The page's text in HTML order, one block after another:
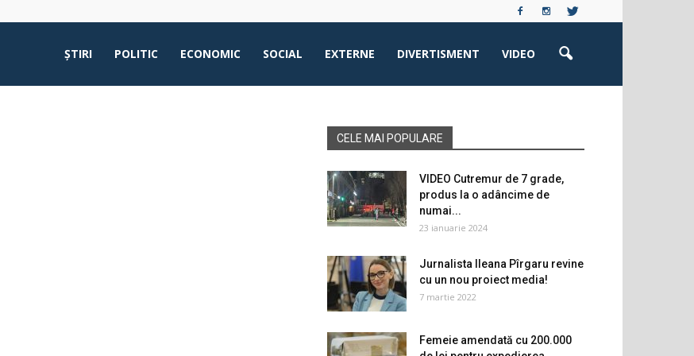
ŞTIRI POLITIC ECONOMIC SOCIAL EXTERNE DIVERTISMENT VIDEO
CELE MAI POPULARE
VIDEO Cutremur de 7 grade,
produs la o adâncime de
numai...
23 ianuarie 2024
Jurnalista Ileana Pîrgaru revine
cu un nou proiect media!
7 martie 2022
Femeie amendată cu 200.000